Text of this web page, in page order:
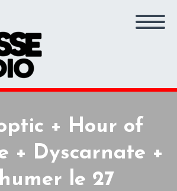
+ Hour of
+ Dyscarnate +
le 27